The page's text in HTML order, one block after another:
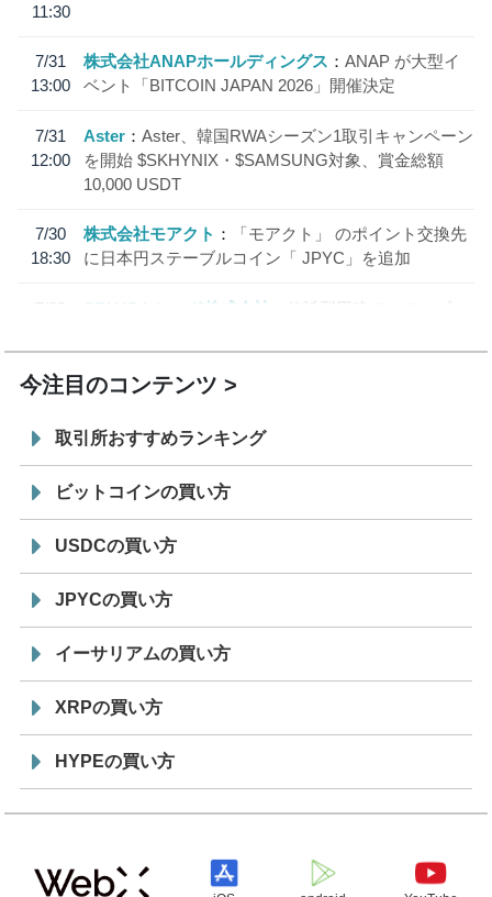
11:30
7/31
13:00
株式会社ANAPホールディングス
ANAP が大型イ
ベント「BITCOIN JAPAN 2026」開催決定
7/31
12:00
Aster
Aster、韓国RWAシーズン1取引キャンペーン
を開始 $SKHYNIX・$SAMSUNG対象、賞金総額
10,000 USDT
7/30
18:30
株式会社モアクト
「モアクト」 のポイント交換先
に日本円ステーブルコイン「 JPYC」を追加
7/29
SBI VCトレード株式会社
信託型円建てステーブル
今注目のコンテンツ
取引所おすすめランキング
ビットコインの買い方
USDCの買い方
JPYCの買い方
イーサリアムの買い方
XRPの買い方
HYPEの買い方